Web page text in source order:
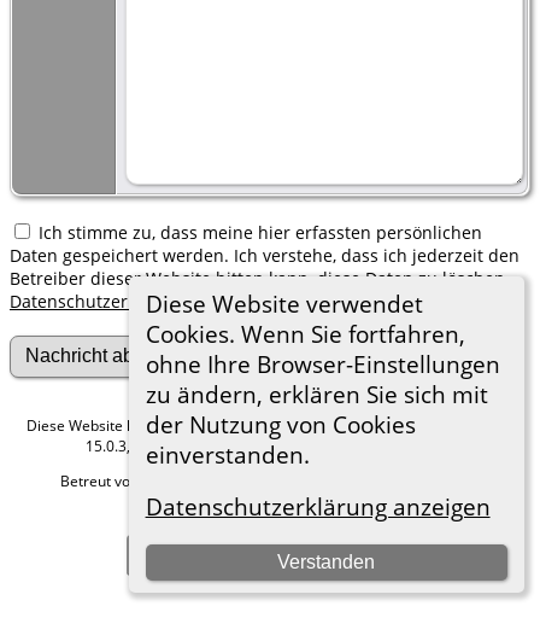
Diese Website verwendet
Cookies. Wenn Sie fortfahren,
ohne Ihre Browser-Einstellungen
zu ändern, erklären Sie sich mit
der Nutzung von Cookies
einverstanden.
Datenschutzerklärung anzeigen
Verstanden
Ich stimme zu, dass meine hier erfassten persönlichen
Daten gespeichert werden. Ich verstehe, dass ich jederzeit den
Betreiber dieser Website bitten kann, diese Daten zu löschen.
Datenschutzerklärung
Diese Website läuft mit The Next Generation of Genealogy Sitebuilding
15.0.3, programmiert von Darrin Lythgoe © 2001-2026.
Betreut von
Hier geht es zum Impressum
Zur Desktop-Webseite wechseln